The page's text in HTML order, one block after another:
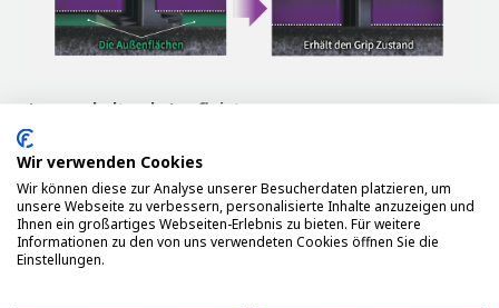
Lang anhaltende Laufleistung
30 Prozent längere Lebensdauer der Lauffläche als das
herkömmliche Modell.
Wir verwenden Cookies
Wir können diese zur Analyse unserer Besucherdaten platzieren, um
unsere Webseite zu verbessern, personalisierte Inhalte anzuzeigen und
Ihnen ein großartiges Webseiten-Erlebnis zu bieten. Für weitere
Informationen zu den von uns verwendeten Cookies öffnen Sie die
Einstellungen.